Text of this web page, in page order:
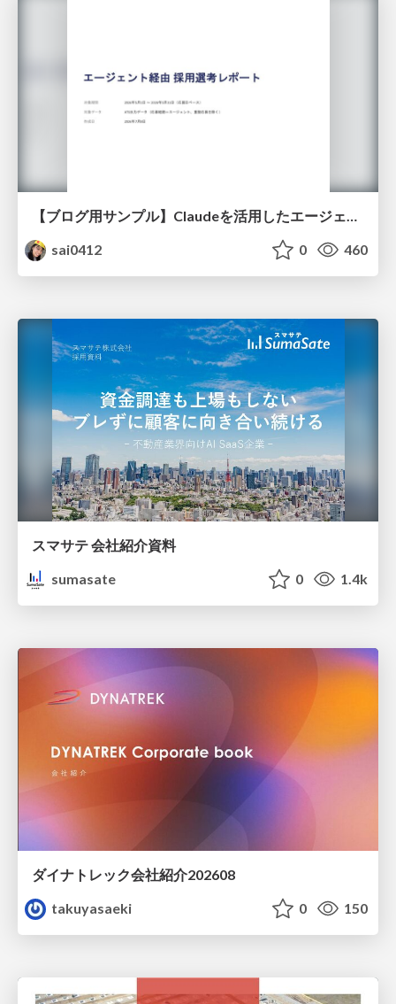
sai0412
0 460
スマサテ 会社紹介資料
sumasate
0 1.4k
ダイナトレック会社紹介202608
takuyasaeki
0 150